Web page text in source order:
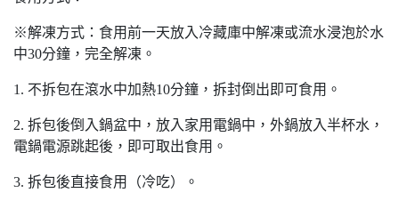
※解凍方式：食用前一天放入冷藏庫中解凍或流水浸泡於水
中30分鐘，完全解凍。
1. 不拆包在滾水中加熱10分鐘，拆封倒出即可食用。
2. 拆包後倒入鍋盆中，放入家用電鍋中，外鍋放入半杯水，
電鍋電源跳起後，即可取出食用。
3. 拆包後直接食用（冷吃）。